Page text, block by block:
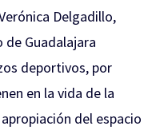
Delgadillo,
de Guadalajara
deportivos, por
en la vida de la
del espacio